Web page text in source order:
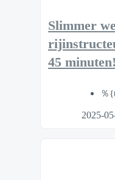
Slimmer
45 minuten!
％
2025-